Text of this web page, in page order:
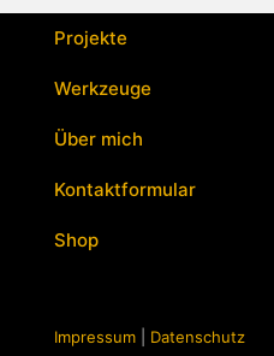
Projekte
Werkzeuge
Über mich
Kontaktformular
Shop
Impressum Datenschutz